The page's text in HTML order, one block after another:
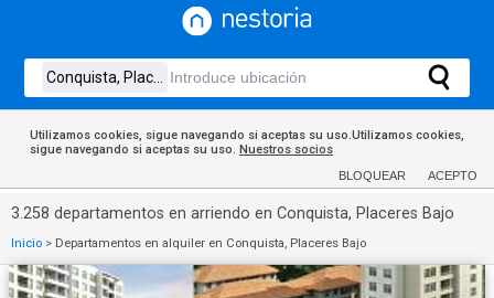
Utilizamos cookies, sigue navegando si aceptas su uso.Utilizamos cookies,
sigue navegando si aceptas su uso. Nuestros socios
BLOQUEAR ACEPTO
3.258 departamentos en arriendo en Conquista, Placeres Bajo
Inicio > Departamentos en alquiler en Conquista, Placeres Bajo